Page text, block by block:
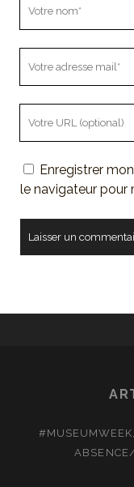
site Enregistrer
le navigateur pour